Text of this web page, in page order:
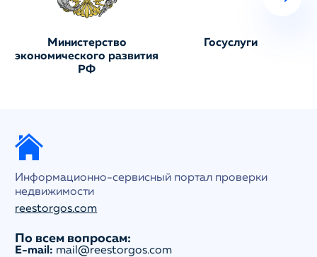
Министерство
экономического развития
РФ
Госуслуги
Информационно-сервисный портал проверки
недвижимости
reestorgos.com
По всем вопросам:
E-mail: mail@reestorgos.com